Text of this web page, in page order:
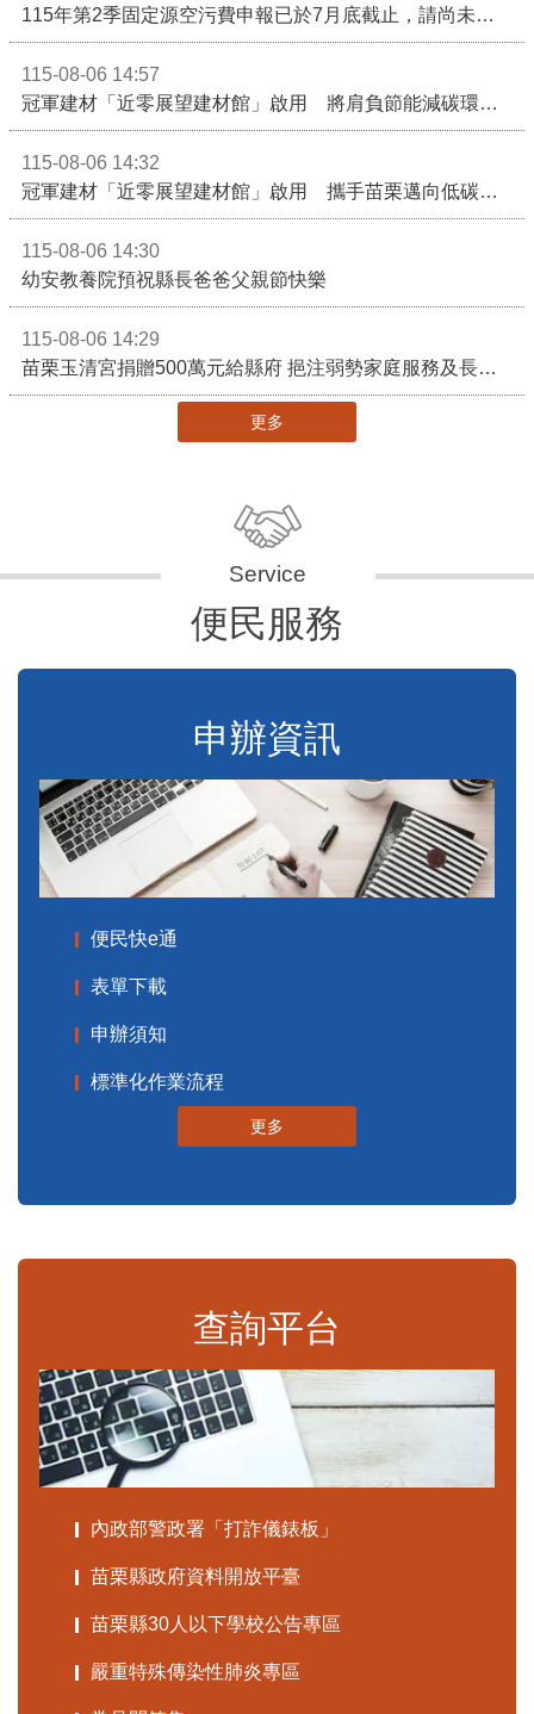
115年第2季固定源空污費申報已於7月底截止，請尚未申報公私場所儘速完成申繳，以免面臨滯納金及罰鍰!
115-08-06 14:57
冠軍建材「近零展望建材館」啟用 將肩負節能減碳環境教育重任
115-08-06 14:32
冠軍建材「近零展望建材館」啟用 攜手苗栗邁向低碳建築新未來
115-08-06 14:30
幼安教養院預祝縣長爸爸父親節快樂
115-08-06 14:29
苗栗玉清宮捐贈500萬元給縣府 挹注弱勢家庭服務及長照醫療資源
更多
便民服務
申辦資訊
便民快e通
表單下載
申辦須知
標準化作業流程
更多
查詢平台
內政部警政署「打詐儀錶板」
苗栗縣政府資料開放平臺
苗栗縣30人以下學校公告專區
嚴重特殊傳染性肺炎專區